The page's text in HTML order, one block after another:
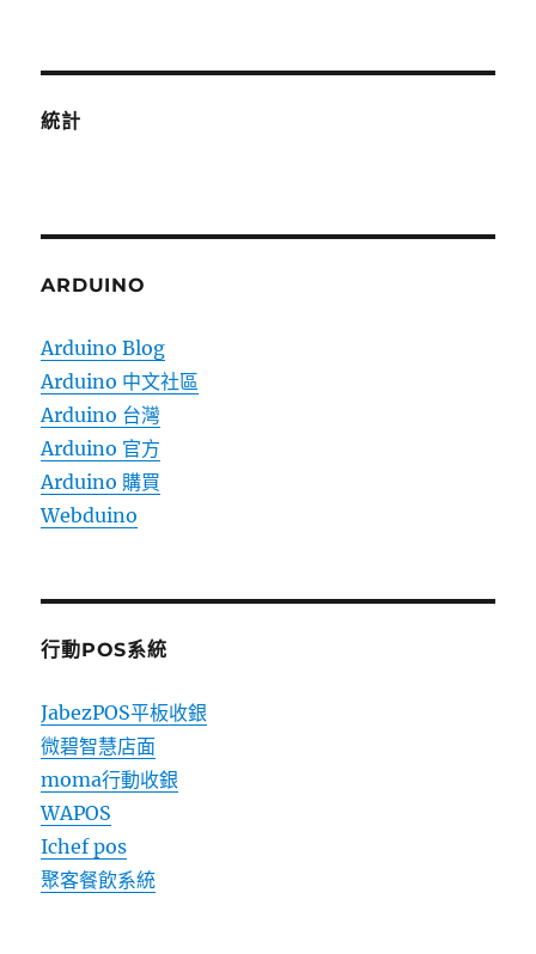
統計
ARDUINO
Arduino Blog
Arduino 中文社區
Arduino 台灣
Arduino 官方
Arduino 購買
Webduino
行動POS系統
JabezPOS平板收銀
微碧智慧店面
moma行動收銀
WAPOS
Ichef pos
聚客餐飲系統